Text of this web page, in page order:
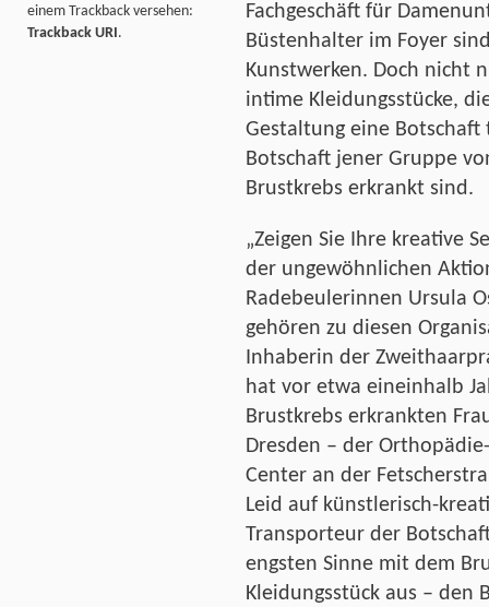
Fachgeschäft für
Büstenhalter im Foyer
Kunstwerken. Doch nicht
intime Kleidungsstücke,
Gestaltung eine
Botschaft jener Gruppe
Brustkrebs erkrankt sind.
„Zeigen Sie Ihre kreative
der ungewöhnlichen
Radebeulerinnen Ursula
gehören zu diesen
Inhaberin der
hat vor etwa eineinhalb
Brustkrebs erkrankten
Dresden – der
Center an der
Leid auf künstlerisch-
Transporteur der
engsten Sinne mit dem
Kleidungsstück aus – den
einem Trackback versehen:
Trackback URI.